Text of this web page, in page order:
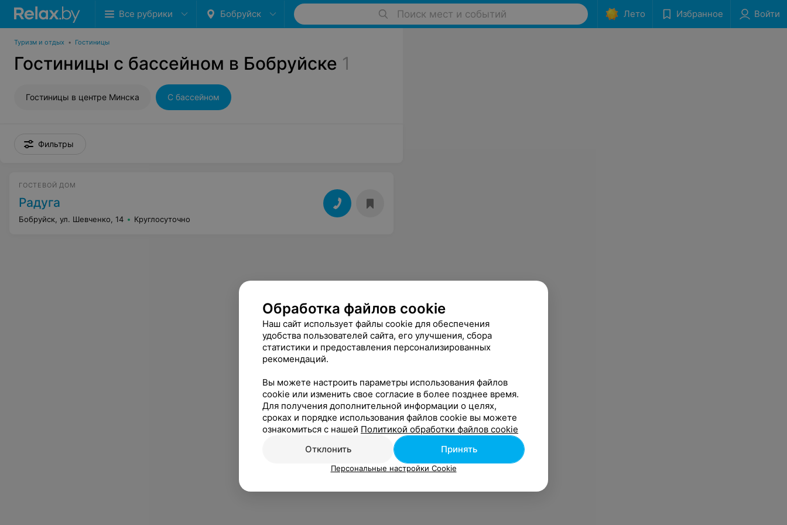
Все рубрики Бобруйск Поиск мест и событий Лето Избранное Войти
Туризм и отдых • Гостиницы
Гостиницы с бассейном в Бобруйске 1
Гостиницы в центре Минска С бассейном
Фильтры
ГОСТЕВОЙ ДОМ
Радуга
Бобруйск, ул. Шевченко, 14 Круглосуточно
Обработка файлов cookie
Наш сайт использует файлы cookie для обеспечения
удобства пользователей сайта, его улучшения, сбора
статистики и предоставления персонализированных
рекомендаций.
Вы можете настроить параметры использования файлов
cookie или изменить свое согласие в более позднее время.
Для получения дополнительной информации о целях,
сроках и порядке использования файлов cookie вы можете
ознакомиться с нашей Политикой обработки файлов cookie
Отклонить
Принять
Персональные настройки Cookie